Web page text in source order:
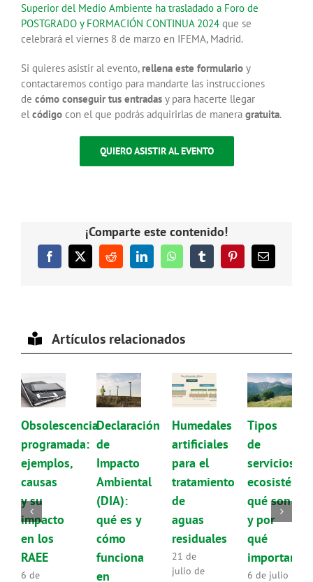
Superior del Medio Ambiente ha trasladado a Foro de
POSTGRADO y FORMACIÓN CONTINUA 2024que se
celebrará el viernes 8 de marzo en IFEMA, Madrid.
Si quieres asistir al evento, rellena este formularioy
contactaremos contigo para mandarte las instrucciones
de cómo conseguir tus entradasy para hacerte llegar
el códigocon el que podrás adquirirlas de maneragratuita.
QUIERO ASISTIR AL EVENTO
¡Comparte este contenido!
Facebook
X RedditLinkedInWhatsAppTumblrPinterestCorreo
electrónico
Artículos relacionados
Obsolescencia
programada:
ejemplos,
causas
y su
impacto
en los
RAEE
6 de
Declaración
de
Impacto
Ambiental
(DIA):
qué es y
cómo
funciona
en
Humedales
artificiales
para el
tratamiento
de
aguas
residuales
21 de
julio de
Tipos
de
servicios
qué son
y por
qué
importan
6 de julio